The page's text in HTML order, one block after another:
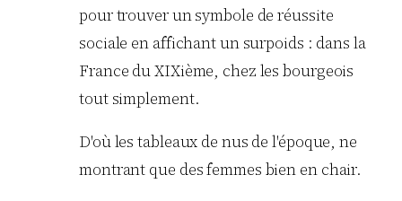
pour trouver un symbole de réussite
sociale en affichant un surpoids : dans la
France du XIXième, chez les bourgeois
tout simplement.
D'où les tableaux de nus de l'époque, ne
montrant que des femmes bien en chair.